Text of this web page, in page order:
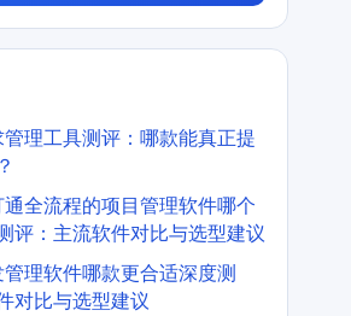
理工具测评：哪款能真正提
全流程的项目管理软件哪个
评：主流软件对比与选型建议
理软件哪款更合适深度测
对比与选型建议